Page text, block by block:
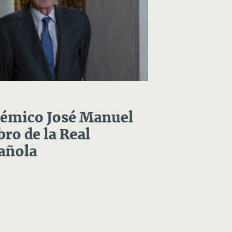
José Manuel
de la Real